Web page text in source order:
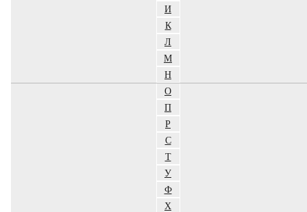
И
К
Л
М
Н
О
П
Р
С
Т
У
Ф
Х